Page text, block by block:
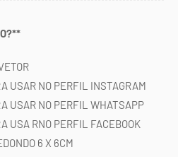
USAR NO PERFIL INSTAGRAM
USAR NO PERFIL WHATSAPP
USA RNO PERFIL FACEBOOK
6 X 6CM